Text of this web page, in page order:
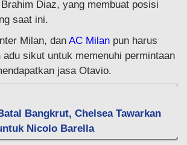
Diaz, yang membuat posisi
saat ini.
Milan, dan AC Milan pun harus
adu sikut untuk memenuhi permintaan
jasa Otavio.
Bangkrut, Chelsea Tawarkan
Nicolo Barella